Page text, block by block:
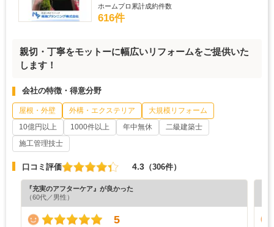
ホームプロ累計成約件数
616件
親切・丁寧をモットーに幅広いリフォームをご提供いた
します！
会社の特徴・得意分野
屋根・外壁 外構・エクステリア
大規模リフォーム
10億円以上
1000件以上 年中無休
二級建築士
施工管理技士
口コミ評価 4.3 （306件）
『充実のアフターケア』が良かった
（60代／男性）
5